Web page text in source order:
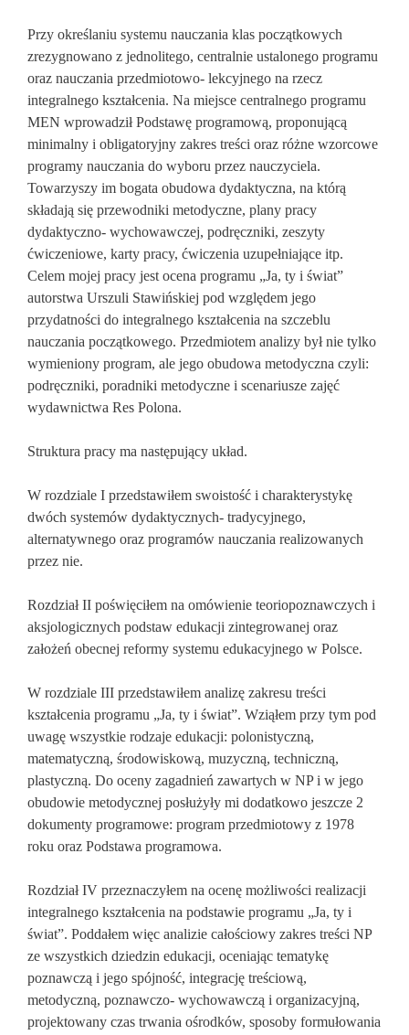
Przy określaniu systemu nauczania klas początkowych
zrezygnowano z jednolitego, centralnie ustalonego programu
oraz nauczania przedmiotowo- lekcyjnego na rzecz
integralnego kształcenia. Na miejsce centralnego programu
MEN wprowadził Podstawę programową, proponującą
minimalny i obligatoryjny zakres treści oraz różne wzorcowe
programy nauczania do wyboru przez nauczyciela.
Towarzyszy im bogata obudowa dydaktyczna, na którą
składają się przewodniki metodyczne, plany pracy
dydaktyczno- wychowawczej, podręczniki, zeszyty
ćwiczeniowe, karty pracy, ćwiczenia uzupełniające itp.
Celem mojej pracy jest ocena programu „Ja, ty i świat”
autorstwa Urszuli Stawińskiej pod względem jego
przydatności do integralnego kształcenia na szczeblu
nauczania początkowego. Przedmiotem analizy był nie tylko
wymieniony program, ale jego obudowa metodyczna czyli:
podręczniki, poradniki metodyczne i scenariusze zajęć
wydawnictwa Res Polona.
Struktura pracy ma następujący układ.
W rozdziale I przedstawiłem swoistość i charakterystykę
dwóch systemów dydaktycznych- tradycyjnego,
alternatywnego oraz programów nauczania realizowanych
przez nie.
Rozdział II poświęciłem na omówienie teoriopoznawczych i
aksjologicznych podstaw edukacji zintegrowanej oraz
założeń obecnej reformy systemu edukacyjnego w Polsce.
W rozdziale III przedstawiłem analizę zakresu treści
kształcenia programu „Ja, ty i świat”. Wziąłem przy tym pod
uwagę wszystkie rodzaje edukacji: polonistyczną,
matematyczną, środowiskową, muzyczną, techniczną,
plastyczną. Do oceny zagadnień zawartych w NP i w jego
obudowie metodycznej posłużyły mi dodatkowo jeszcze 2
dokumenty programowe: program przedmiotowy z 1978
roku oraz Podstawa programowa.
Rozdział IV przeznaczyłem na ocenę możliwości realizacji
integralnego kształcenia na podstawie programu „Ja, ty i
świat”. Poddałem więc analizie całościowy zakres treści NP
ze wszystkich dziedzin edukacji, oceniając tematykę
poznawczą i jego spójność, integrację treściową,
metodyczną, poznawczo- wychowawczą i organizacyjną,
projektowany czas trwania ośrodków, sposoby formułowania